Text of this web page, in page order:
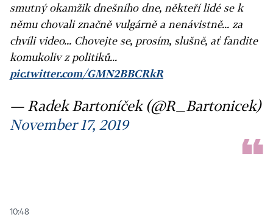
smutný okamžik dnešního dne, někteří lidé se k
němu chovali značně vulgárně a nenávistně... za
chvíli video... Chovejte se, prosím, slušně, ať fandite
komukoliv z politiků...
pic.twitter.com/GMN2BBCRkR
— Radek Bartoníček (@R_Bartonicek)
November 17, 2019
10:48